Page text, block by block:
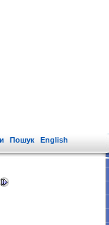
Пошук English